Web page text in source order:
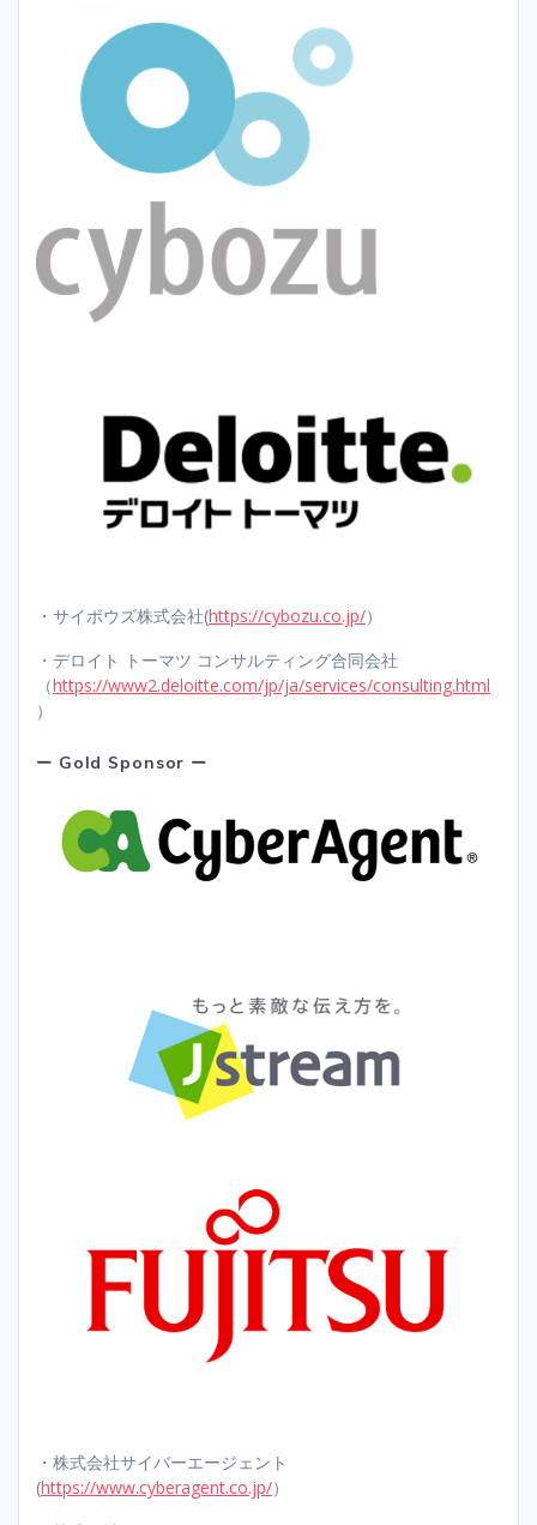
・サイボウズ株式会社(https://cybozu.co.jp/）
・デロイト トーマツ コンサルティング合同会社
（https://www2.deloitte.com/jp/ja/services/consulting.html
）
ー Gold Sponsor ー
・株式会社サイバーエージェント
(https://www.cyberagent.co.jp/）